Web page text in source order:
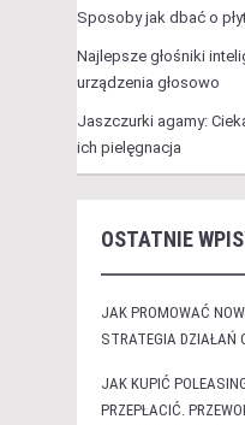
Sposoby jak dbać o
Najlepsze głośniki
urządzenia głosowo
Jaszczurki agamy:
ich pielęgnacja
OSTATNIE
JAK PROMOWAĆ
STRATEGIA DZIAŁAŃ
JAK KUPIĆ
PRZEPŁACIĆ.